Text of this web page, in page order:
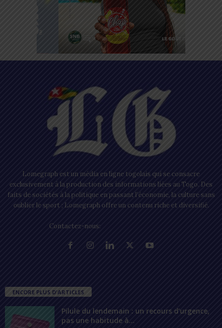
Lomegraph est un média en ligne togolais qui se consacre
exclusivement à la production des informations liées au Togo. Des
faits de sociétés à la politique en passant l’économie, la culture sans
oublier le sport ; Lomegraph offre un contenu riche et diversifié.
Contactez-nous:
ENCORE PLUS D'ARTICLES
Pilule du lendemain : un recours d’urgence,
pas une habitude à...